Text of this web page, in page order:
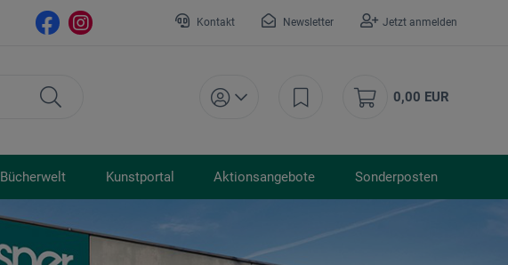
Kontakt Newsletter Jetzt anmelden
0,00 EUR
Bücherwelt Kunstportal Aktionsangebote Sonderposten